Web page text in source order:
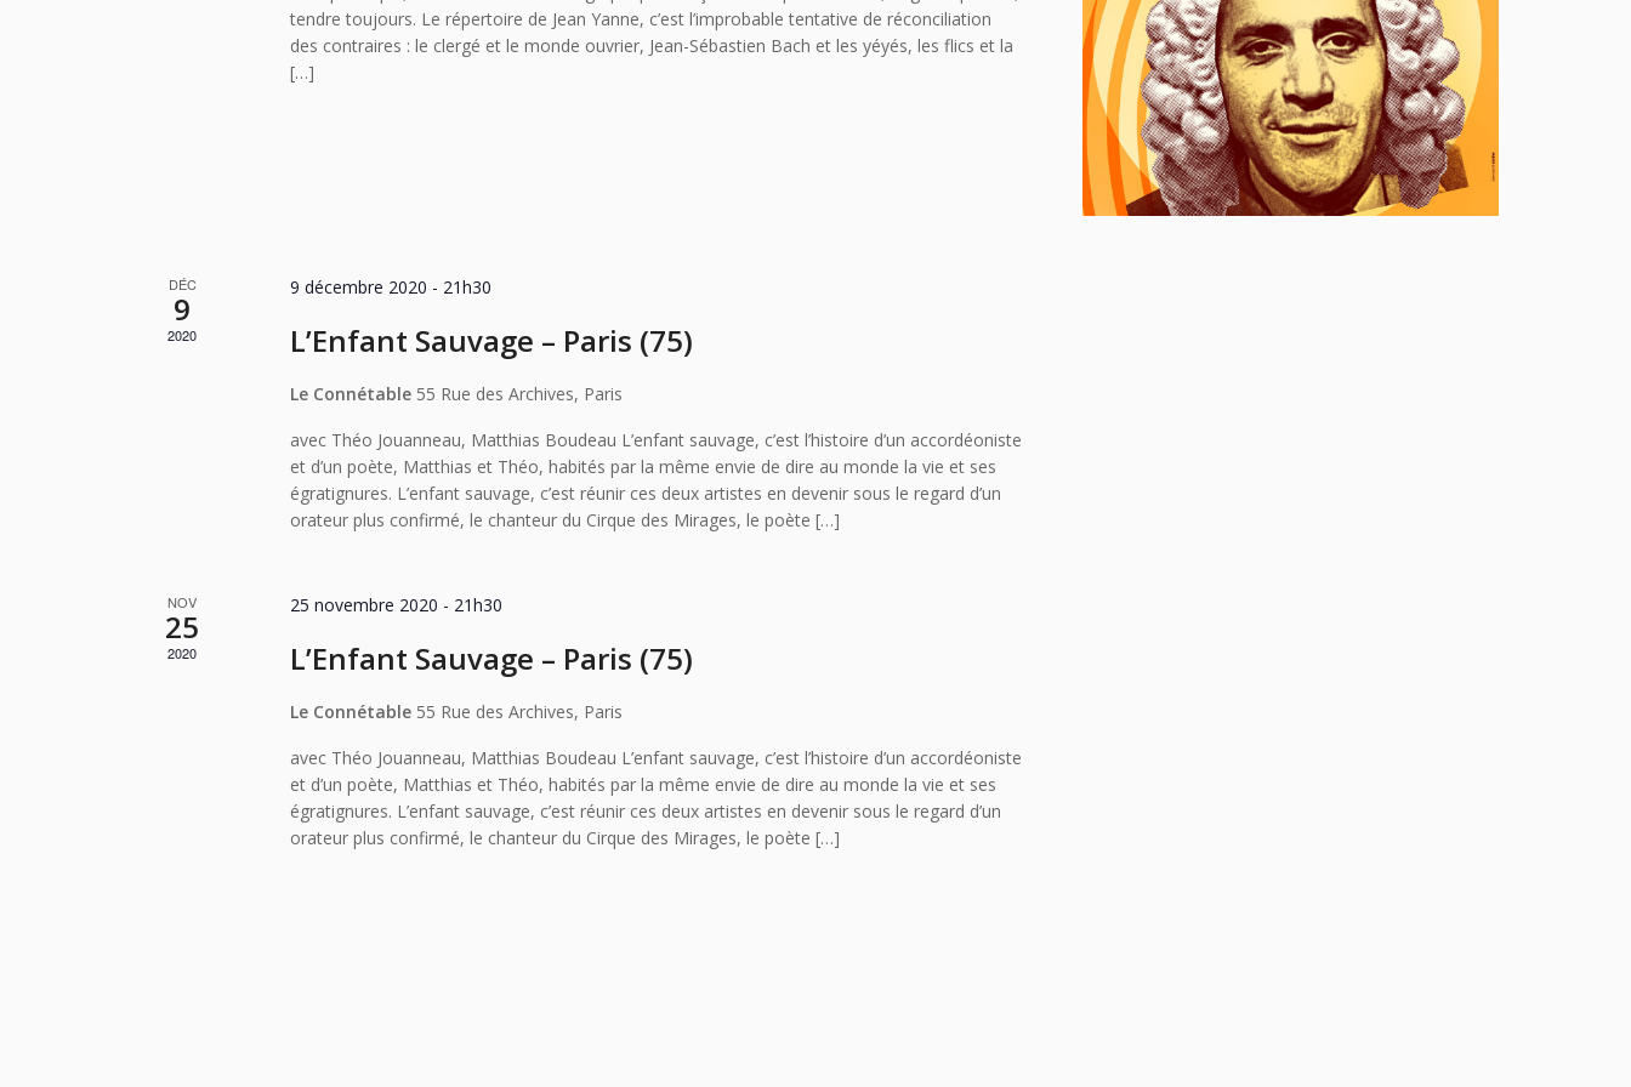
tendre toujours. Le répertoire de Jean Yanne, c’est l’improbable tentative de réconciliation
des contraires : le clergé et le monde ouvrier, Jean-Sébastien Bach et les yéyés, les flics et la
[…]
DÉC
9
2020
9 décembre 2020 - 21h30
L’Enfant Sauvage – Paris (75)
Le Connétable 55 Rue des Archives, Paris
avec Théo Jouanneau, Matthias Boudeau L’enfant sauvage, c’est l’histoire d’un accordéoniste
et d’un poète, Matthias et Théo, habités par la même envie de dire au monde la vie et ses
égratignures. L’enfant sauvage, c’est réunir ces deux artistes en devenir sous le regard d’un
orateur plus confirmé, le chanteur du Cirque des Mirages, le poète […]
NOV
25
2020
25 novembre 2020 - 21h30
L’Enfant Sauvage – Paris (75)
Le Connétable 55 Rue des Archives, Paris
avec Théo Jouanneau, Matthias Boudeau L’enfant sauvage, c’est l’histoire d’un accordéoniste
et d’un poète, Matthias et Théo, habités par la même envie de dire au monde la vie et ses
égratignures. L’enfant sauvage, c’est réunir ces deux artistes en devenir sous le regard d’un
orateur plus confirmé, le chanteur du Cirque des Mirages, le poète […]